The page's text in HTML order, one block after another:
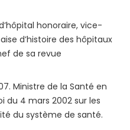
honoraire, vice-
d’histoire des hôpitaux
de sa revue
Ministre de la Santé en
du 4 mars 2002 sur les
du système de santé.